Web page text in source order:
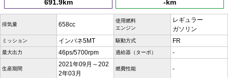
691.9km -km
排気量 658cc
使用燃料
エンジン
レギュラー
ガソリン
ミッション インパネ5MT 駆動方式 FR
最大出力 46ps/5700rpm 過給器（ターボ） -
生産期間
2021年09月～202
2年03月
燃費性能 -